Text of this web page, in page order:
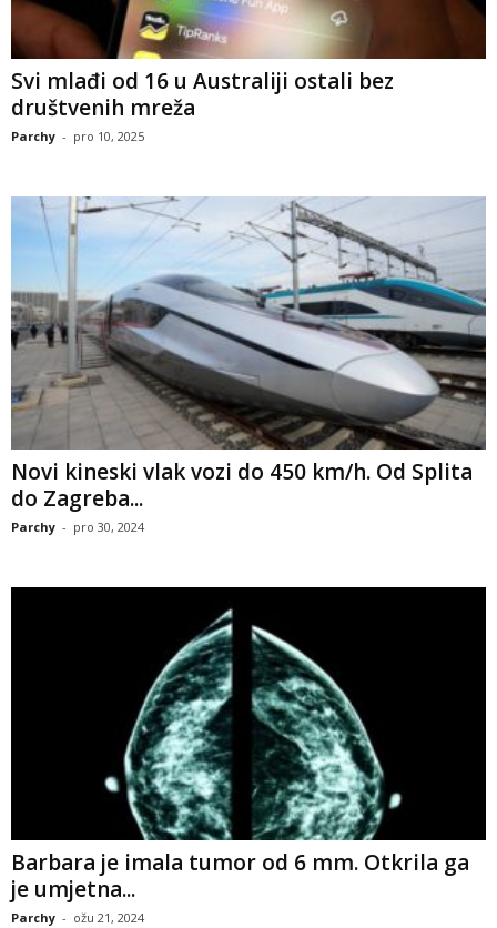
Svi mlađi od 16 u Australiji ostali bez
društvenih mreža
Parchy - pro 10, 2025
Novi kineski vlak vozi do 450 km/h. Od Splita
do Zagreba...
Parchy - pro 30, 2024
Barbara je imala tumor od 6 mm. Otkrila ga
je umjetna...
Parchy - ožu 21, 2024